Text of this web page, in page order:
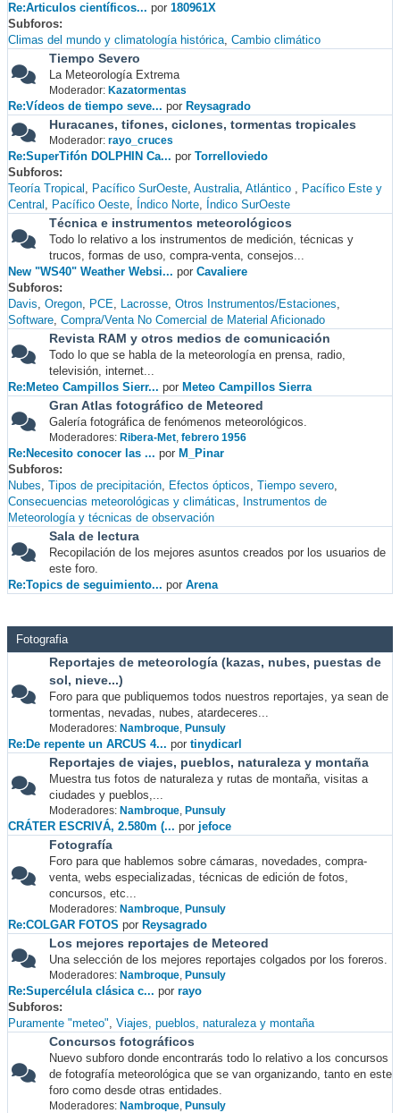
Re:Articulos científicos... por 180961X
Subforos
Climas del mundo y climatología histórica Cambio climático
Tiempo Severo
La Meteorología Extrema
Moderador: Kazatormentas
Re:Vídeos de tiempo seve... por Reysagrado
Huracanes, tifones, ciclones, tormentas tropicales
Moderador: rayo_cruces
Re:SuperTifón DOLPHIN Ca... por Torrelloviedo
Subforos
Teoría Tropical
Pacífico SurOeste Australia Atlántico
Pacífico Este y
Central
Pacífico Oeste Índico Norte Índico SurOeste
Técnica e instrumentos meteorológicos
Todo lo relativo a los instrumentos de medición, técnicas y
trucos, formas de uso, compra-venta, consejos...
New "WS40" Weather Websi... por Cavaliere
Subforos
Davis Oregon PCE Lacrosse Otros Instrumentos/Estaciones
Software Compra/Venta No Comercial de Material Aficionado
Revista RAM y otros medios de comunicación
Todo lo que se habla de la meteorología en prensa, radio,
televisión, internet...
Re:Meteo Campillos Sierr... por Meteo Campillos Sierra
Gran Atlas fotográfico de Meteored
Galería fotográfica de fenómenos meteorológicos.
Moderadores: Ribera-Met, febrero 1956
Re:Necesito conocer las ... por M_Pinar
Subforos
Nubes Tipos de precipitación Efectos ópticos Tiempo severo
Consecuencias meteorológicas y climáticas
Instrumentos de
Meteorología y técnicas de observación
Sala de lectura
Recopilación de los mejores asuntos creados por los usuarios de
este foro.
Re:Topics de seguimiento... por Arena
Fotografia
Reportajes de meteorología (kazas, nubes, puestas de
sol, nieve...)
Foro para que publiquemos todos nuestros reportajes, ya sean de
tormentas, nevadas, nubes, atardeceres...
Moderadores: Nambroque, Punsuly
Re:De repente un ARCUS 4... por tinydicarl
Reportajes de viajes, pueblos, naturaleza y montaña
Muestra tus fotos de naturaleza y rutas de montaña, visitas a
ciudades y pueblos,...
Moderadores: Nambroque, Punsuly
CRÁTER ESCRIVÁ, 2.580m (... por jefoce
Fotografía
Foro para que hablemos sobre cámaras, novedades, compra-
venta, webs especializadas, técnicas de edición de fotos,
concursos, etc...
Moderadores: Nambroque, Punsuly
Re:COLGAR FOTOS por Reysagrado
Los mejores reportajes de Meteored
Una selección de los mejores reportajes colgados por los foreros.
Moderadores: Nambroque, Punsuly
Re:Supercélula clásica c... por rayo
Subforos
Puramente "meteo" Viajes, pueblos, naturaleza y montaña
Concursos fotográficos
Nuevo subforo donde encontrarás todo lo relativo a los concursos
de fotografía meteorológica que se van organizando, tanto en este
foro como desde otras entidades.
Moderadores: Nambroque, Punsuly